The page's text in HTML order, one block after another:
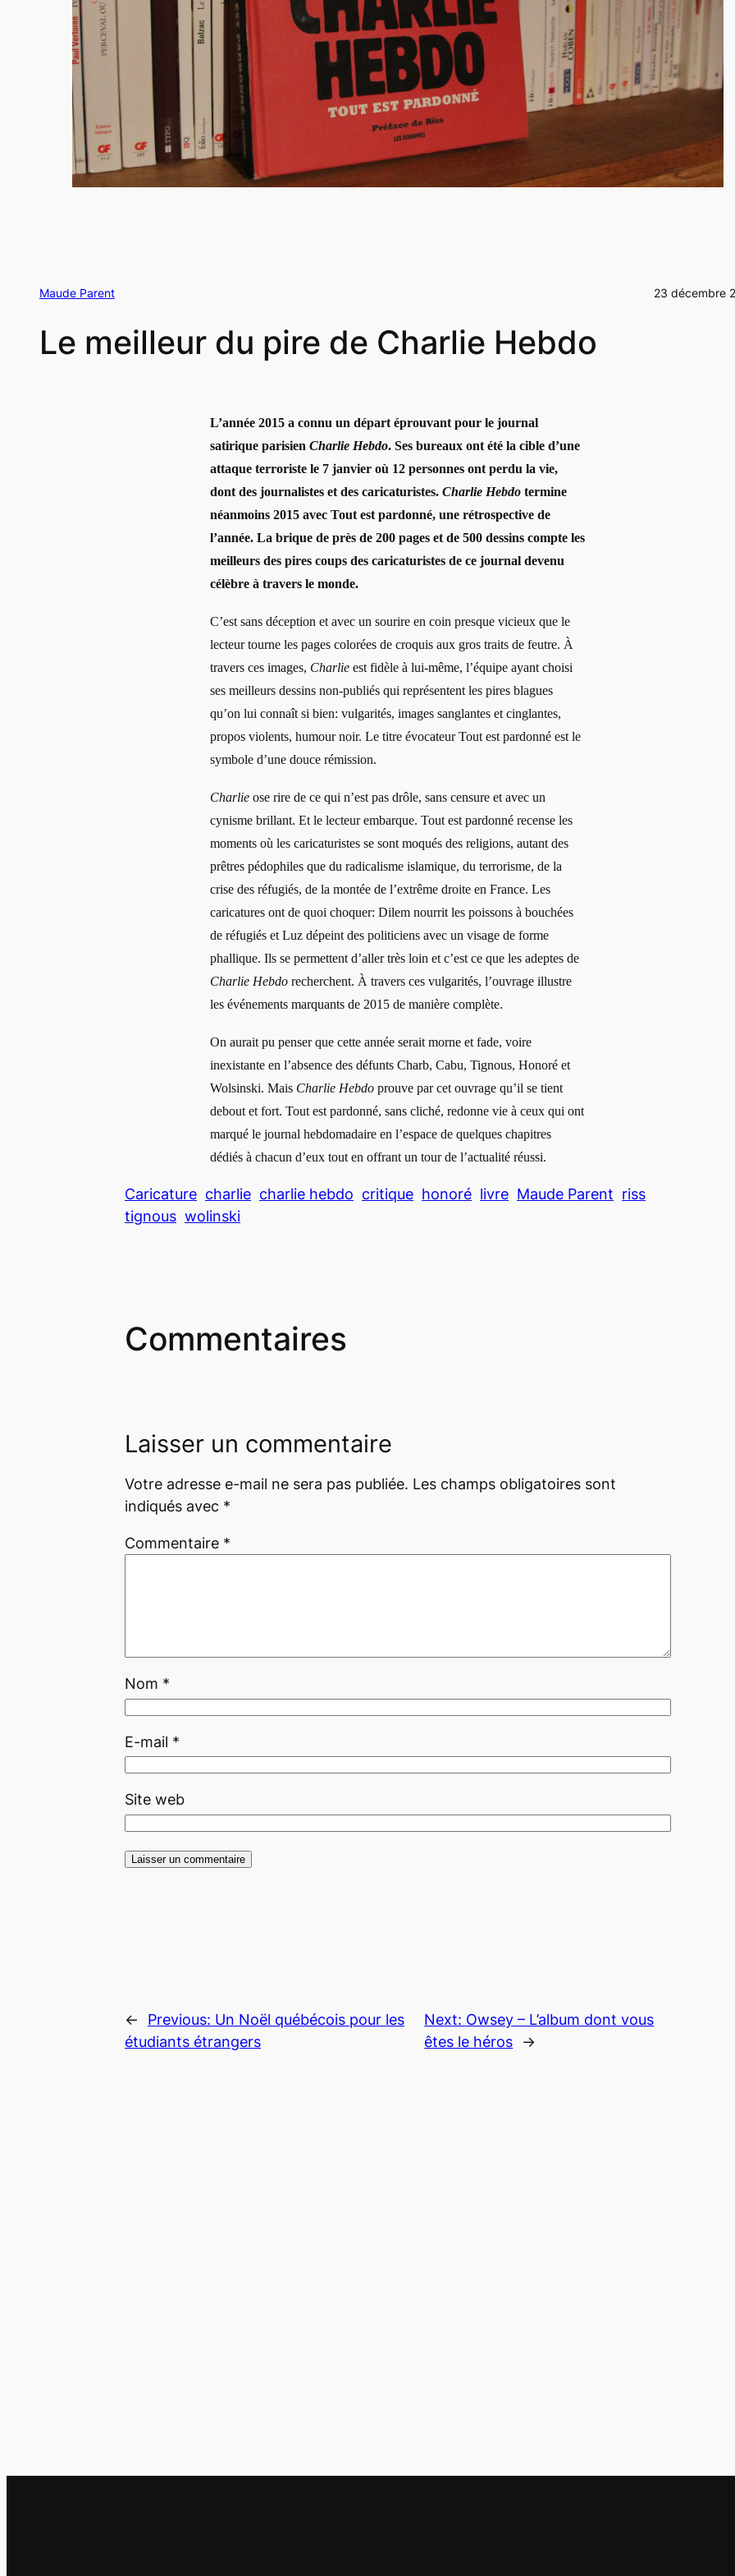
Maude Parent 23 décembre
Le meilleur du pire de Charlie Hebdo
L’année 2015 a connu un départ éprouvant pour le journal
satirique parisien Charlie Hebdo. Ses bureaux ont été la cible d’une
attaque terroriste le 7 janvier où 12 personnes ont perdu la vie,
dont des journalistes et des caricaturistes. Charlie Hebdo termine
néanmoins 2015 avec Tout est pardonné, une rétrospective de
l’année. La brique de près de 200 pages et de 500 dessins compte les
meilleurs des pires coups des caricaturistes de ce journal devenu
célèbre à travers le monde.
C’est sans déception et avec un sourire en coin presque vicieux que le
lecteur tourne les pages colorées de croquis aux gros traits de feutre. À
travers ces images, Charlie est fidèle à lui-même, l’équipe ayant choisi
ses meilleurs dessins non-publiés qui représentent les pires blagues
qu’on lui connaît si bien: vulgarités, images sanglantes et cinglantes,
propos violents, humour noir. Le titre évocateur Tout est pardonné est le
symbole d’une douce rémission.
Charlie ose rire de ce qui n’est pas drôle, sans censure et avec un
cynisme brillant. Et le lecteur embarque. Tout est pardonné recense les
moments où les caricaturistes se sont moqués des religions, autant des
prêtres pédophiles que du radicalisme islamique, du terrorisme, de la
crise des réfugiés, de la montée de l’extrême droite en France. Les
caricatures ont de quoi choquer: Dilem nourrit les poissons à bouchées
de réfugiés et Luz dépeint des politiciens avec un visage de forme
phallique. Ils se permettent d’aller très loin et c’est ce que les adeptes de
Charlie Hebdo recherchent. À travers ces vulgarités, l’ouvrage illustre
les événements marquants de 2015 de manière complète.
On aurait pu penser que cette année serait morne et fade, voire
inexistante en l’absence des défunts Charb, Cabu, Tignous, Honoré et
Wolsinski. Mais Charlie Hebdo prouve par cet ouvrage qu’il se tient
debout et fort. Tout est pardonné, sans cliché, redonne vie à ceux qui ont
marqué le journal hebdomadaire en l’espace de quelques chapitres
dédiés à chacun d’eux tout en offrant un tour de l’actualité réussi.
Caricature charlie charlie hebdo critique honoré livre Maude Parent riss
tignous wolinski
Commentaires
Laisser un commentaire
Votre adresse e-mail ne sera pas publiée. Les champs obligatoires sont
indiqués avec *
Commentaire *
Nom *
E-mail *
Site web
← Previous: Un Noël québécois pour les
étudiants étrangers
Next: Owsey – L’album dont vous
êtes le héros
→